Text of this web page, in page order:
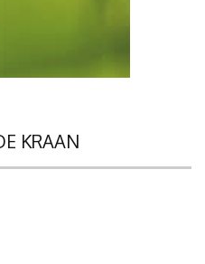
KRAAN